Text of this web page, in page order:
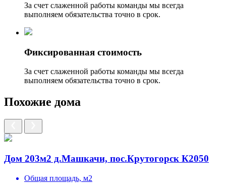
За счет слаженной работы команды мы всегда
выполняем обязательства точно в срок.
Фиксированная стоимость
За счет слаженной работы команды мы всегда
выполняем обязательства точно в срок.
Похожие дома
Дом 203м2 д.Машкачи, пос.Крутогорск К2050
Общая площадь, м2